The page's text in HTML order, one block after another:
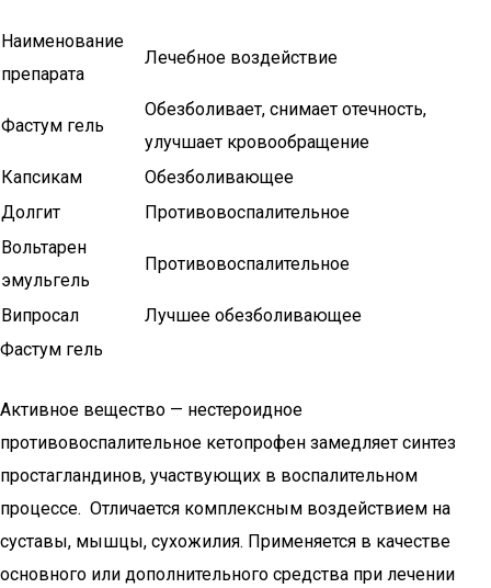
Наименование
препарата
Лечебное воздействие
Фастум гель
Обезболивает, снимает отечность,
улучшает кровообращение
Капсикам
Обезболивающее
Долгит
Противовоспалительное
Вольтарен
эмульгель
Противовоспалительное
Випросал
Лучшее обезболивающее
Фастум гель
Активное вещество — нестероидное
противовоспалительное кетопрофен замедляет синтез
простагландинов, участвующих в воспалительном
процессе. Отличается комплексным воздействием на
суставы, мышцы, сухожилия. Применяется в качестве
основного или дополнительного средства при лечении